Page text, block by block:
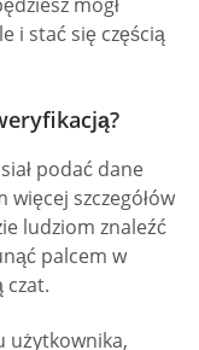
i stać się częścią
podać dane
szczegółów
ludziom znaleźć
palcem w
czat.
użytkownika,